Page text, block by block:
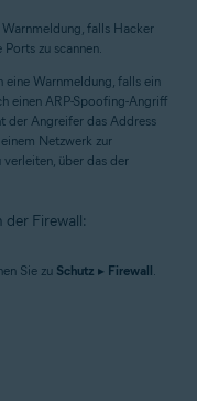
Warnmeldung, falls Hacker
zu scannen.
eine Warnmeldung, falls ein
einen ARP-Spoofing-Angriff
der Angreifer das Address
Netzwerk zur
über das der
der Firewall:
Sie zu Schutz ▸ Firewall.